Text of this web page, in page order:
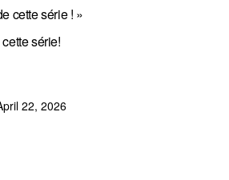
cette série ! »
série!
22, 2026